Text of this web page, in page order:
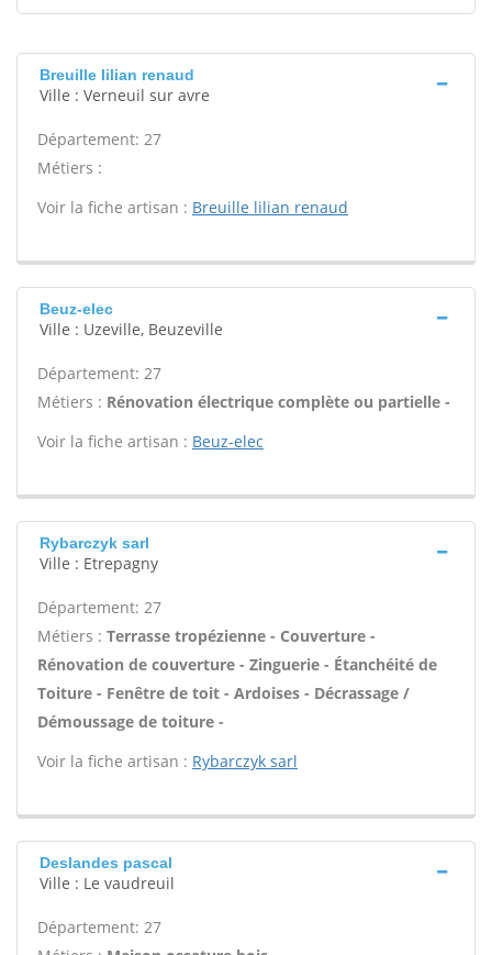
Breuille lilian renaud
Ville : Verneuil sur avre
Département: 27
Métiers :
Voir la fiche artisan : Breuille lilian renaud
Beuz-elec
Ville : Uzeville, Beuzeville
Département: 27
Métiers : Rénovation électrique complète ou partielle -
Voir la fiche artisan : Beuz-elec
Rybarczyk sarl
Ville : Etrepagny
Département: 27
Métiers : Terrasse tropézienne - Couverture -
Rénovation de couverture - Zinguerie - Étanchéité de
Toiture - Fenêtre de toit - Ardoises - Décrassage /
Démoussage de toiture -
Voir la fiche artisan : Rybarczyk sarl
Deslandes pascal
Ville : Le vaudreuil
Département: 27